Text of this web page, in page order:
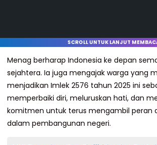
SCROLL UNTUK LANJUT
Menag berharap Indonesia ke depan
sejahtera. Ia juga mengajak warga yang
menjadikan Imlek 2576 tahun 2025 ini
memperbaiki diri, meluruskan hati, dan
komitmen untuk terus mengambil peran
dalam pembangunan negeri.